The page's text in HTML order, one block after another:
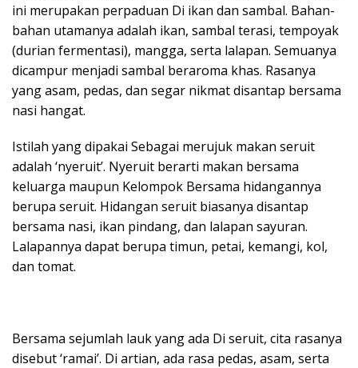
ini merupakan perpaduan Di ikan dan sambal. Bahan-
bahan utamanya adalah ikan, sambal terasi, tempoyak
(durian fermentasi), mangga, serta lalapan. Semuanya
dicampur menjadi sambal beraroma khas. Rasanya
yang asam, pedas, dan segar nikmat disantap bersama
nasi hangat.
Istilah yang dipakai Sebagai merujuk makan seruit
adalah ‘nyeruit’. Nyeruit berarti makan bersama
keluarga maupun Kelompok Bersama hidangannya
berupa seruit. Hidangan seruit biasanya disantap
bersama nasi, ikan pindang, dan lalapan sayuran.
Lalapannya dapat berupa timun, petai, kemangi, kol,
dan tomat.
Bersama sejumlah lauk yang ada Di seruit, cita rasanya
disebut ‘ramai’. Di artian, ada rasa pedas, asam, serta